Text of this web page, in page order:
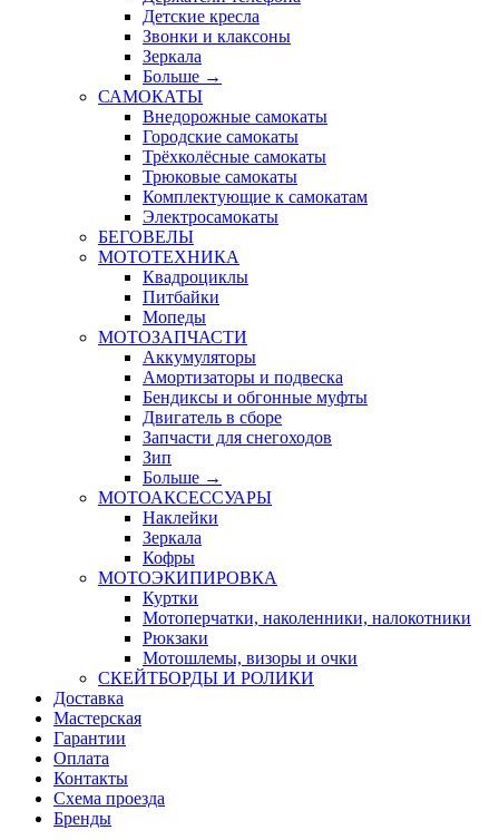
Детские кресла
Звонки и клаксоны
Зеркала
Больше →
САМОКАТЫ
Внедорожные самокаты
Городские самокаты
Трёхколёсные самокаты
Трюковые самокаты
Комплектующие к самокатам
Электросамокаты
БЕГОВЕЛЫ
МОТОТЕХНИКА
Квадроциклы
Питбайки
Мопеды
МОТОЗАПЧАСТИ
Аккумуляторы
Амортизаторы и подвеска
Бендиксы и обгонные муфты
Двигатель в сборе
Запчасти для снегоходов
Зип
Больше →
МОТОАКСЕССУАРЫ
Наклейки
Зеркала
Кофры
МОТОЭКИПИРОВКА
Куртки
Мотоперчатки, наколенники, налокотники
Рюкзаки
Мотошлемы, визоры и очки
СКЕЙТБОРДЫ И РОЛИКИ
Доставка
Мастерская
Гарантии
Оплата
Контакты
Схема проезда
Бренды